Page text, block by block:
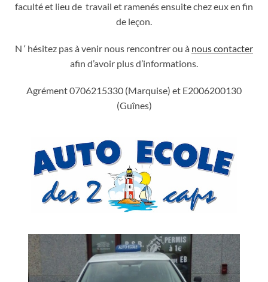
faculté et lieu de travail et ramenés ensuite chez eux en fin
de leçon.
N ‘ hésitez pas à venir nous rencontrer ou à nous contacter
afin d’avoir plus d’informations.
Agrément 0706215330 (Marquise) et E2006200130
(Guînes)